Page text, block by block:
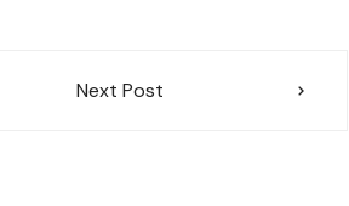
Next Post